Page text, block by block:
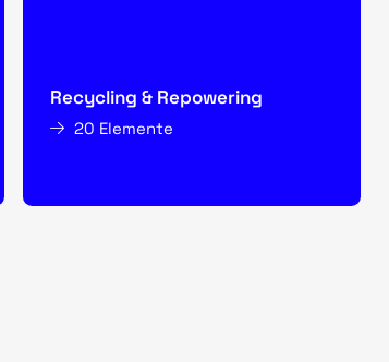
Recycling & Repowering
20 Elemente